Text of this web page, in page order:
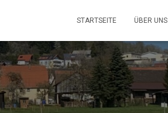
STARTSEITE ÜBER UNS